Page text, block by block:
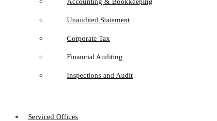
Unaudited Statement
Corporate Tax
Financial Auditing
Inspections and Audit
Serviced Offices